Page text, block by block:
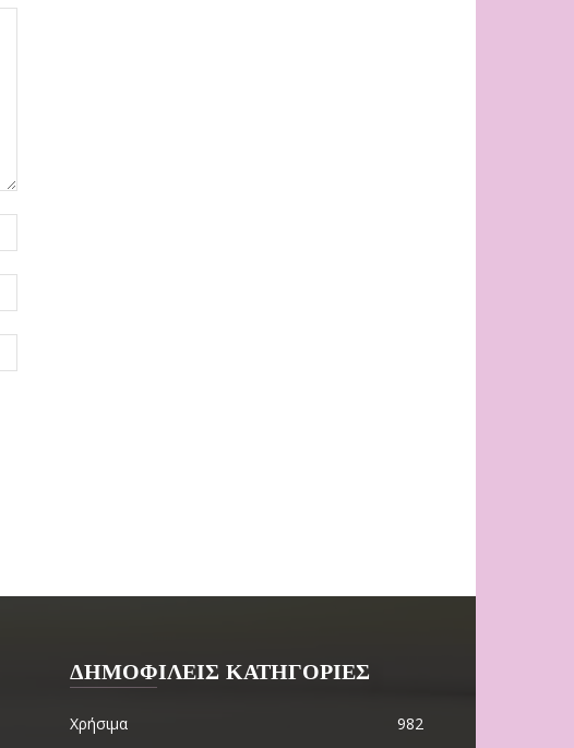
ΔΗΜΟΦΙΛΕΙΣ ΚΑΤΗΓΟΡΙΕΣ
Χρήσιμα
982